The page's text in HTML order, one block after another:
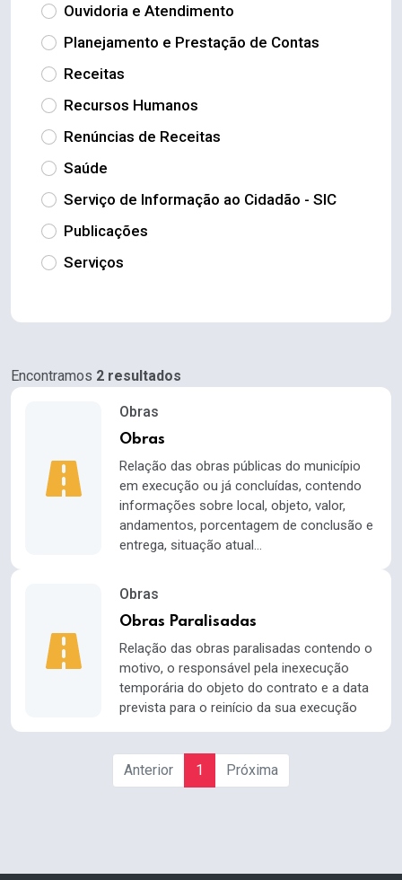
Ouvidoria e Atendimento
Planejamento e Prestação de Contas
Receitas
Recursos Humanos
Renúncias de Receitas
Saúde
Serviço de Informação ao Cidadão - SIC
Publicações
Serviços
Encontramos 2 resultados
Obras
Obras
Relação das obras públicas do município
em execução ou já concluídas, contendo
informações sobre local, objeto, valor,
andamentos, porcentagem de conclusão e
entrega, situação atual...
Obras
Obras Paralisadas
Relação das obras paralisadas contendo o
motivo, o responsável pela inexecução
temporária do objeto do contrato e a data
prevista para o reinício da sua execução
Anterior 1 Próxima